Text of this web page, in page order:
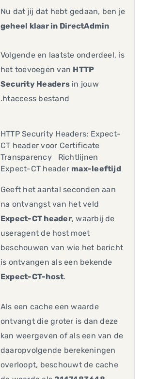
Nu dat jij dat hebt gedaan, ben je
geheel klaar in DirectAdmin
Volgende en laatste onderdeel, is
het toevoegen van HTTP
Security Headersin jouw
.htaccess bestand
HTTP Security Headers: Expect-
CT header voor Certificate
Transparency Richtlijnen
Expect-CT header max-leeftijd
Geeft het aantal seconden aan
na ontvangst van het veld
Expect-CT header, waarbij de
useragent de host moet
beschouwen van wie het bericht
is ontvangen als een bekende
Expect-CT-host.
Als een cache een waarde
ontvangt die groter is dan deze
kan weergeven of als een van de
daaropvolgende berekeningen
overloopt, beschouwt de cache